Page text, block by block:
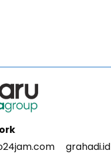
grahadi.id